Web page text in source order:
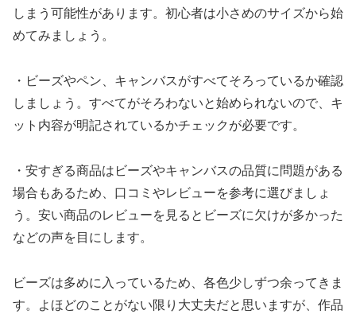
しまう可能性があります。初心者は小さめのサイズから始
めてみましょう。
・ビーズやペン、キャンバスがすべてそろっているか確認
しましょう。すべてがそろわないと始められないので、キ
ット内容が明記されているかチェックが必要です。
・安すぎる商品はビーズやキャンバスの品質に問題がある
場合もあるため、口コミやレビューを参考に選びましょ
う。安い商品のレビューを見るとビーズに欠けが多かった
などの声を目にします。
ビーズは多めに入っているため、各色少しずつ余ってきま
す。よほどのことがない限り大丈夫だと思いますが、作品